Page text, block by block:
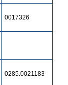
0017326
0285.0021183